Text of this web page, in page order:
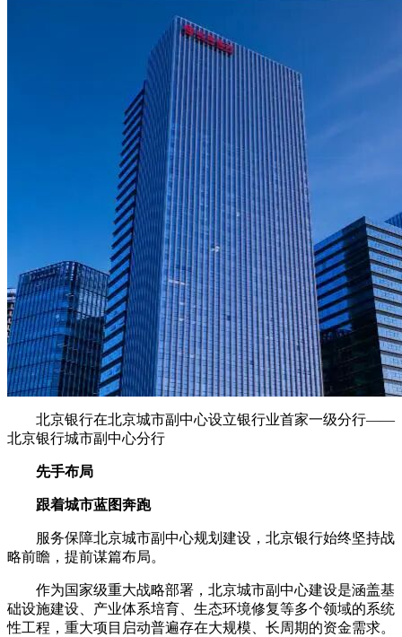
北京银行在北京城市副中心设立银行业首家一级分行——
北京银行城市副中心分行
先手布局
跟着城市蓝图奔跑
服务保障北京城市副中心规划建设，北京银行始终坚持战
略前瞻，提前谋篇布局。
作为国家级重大战略部署，北京城市副中心建设是涵盖基
础设施建设、产业体系培育、生态环境修复等多个领域的系统
性工程，重大项目启动普遍存在大规模、长周期的资金需求。